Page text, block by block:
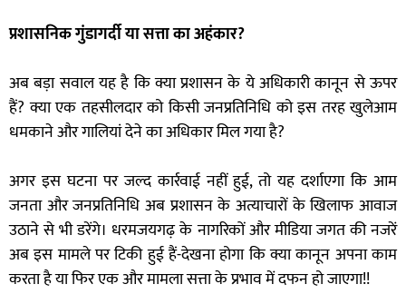
प्रशासनिक गुंडागर्दी या सत्ता का अहंकार?
अब बड़ा सवाल यह है कि क्या प्रशासन के ये अधिकारी कानून से ऊपर
हैं? क्या एक तहसीलदार को किसी जनप्रतिनिधि को इस तरह खुलेआम
धमकाने और गालियां देने का अधिकार मिल गया है?
अगर इस घटना पर जल्द कार्रवाई नहीं हुई, तो यह दर्शाएगा कि आम
जनता और जनप्रतिनिधि अब प्रशासन के अत्याचारों के खिलाफ आवाज
उठाने से भी डरेंगे। धरमजयगढ़ के नागरिकों और मीडिया जगत की नजरें
अब इस मामले पर टिकी हुई हैं-देखना होगा कि क्या कानून अपना काम
करता है या फिर एक और मामला सत्ता के प्रभाव में दफन हो जाएगा!!